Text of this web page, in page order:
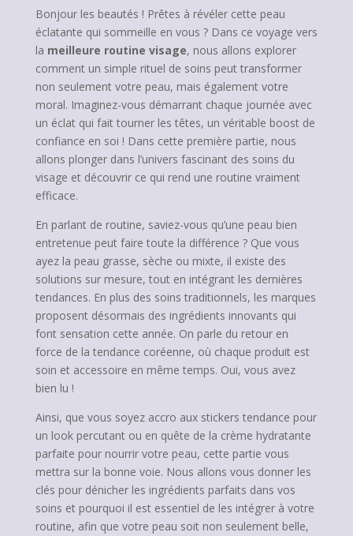
Bonjour les beautés ! Prêtes à révéler cette peau
éclatante qui sommeille en vous ? Dans ce voyage vers
la meilleure routine visage, nous allons explorer
comment un simple rituel de soins peut transformer
non seulement votre peau, mais également votre
moral. Imaginez-vous démarrant chaque journée avec
un éclat qui fait tourner les têtes, un véritable boost de
confiance en soi ! Dans cette première partie, nous
allons plonger dans l’univers fascinant des soins du
visage et découvrir ce qui rend une routine vraiment
efficace.
En parlant de routine, saviez-vous qu’une peau bien
entretenue peut faire toute la différence ? Que vous
ayez la peau grasse, sèche ou mixte, il existe des
solutions sur mesure, tout en intégrant les dernières
tendances. En plus des soins traditionnels, les marques
proposent désormais des ingrédients innovants qui
font sensation cette année. On parle du retour en
force de la tendance coréenne, où chaque produit est
soin et accessoire en même temps. Oui, vous avez
bien lu !
Ainsi, que vous soyez accro aux stickers tendance pour
un look percutant ou en quête de la crème hydratante
parfaite pour nourrir votre peau, cette partie vous
mettra sur la bonne voie. Nous allons vous donner les
clés pour dénicher les ingrédients parfaits dans vos
soins et pourquoi il est essentiel de les intégrer à votre
routine, afin que votre peau soit non seulement belle,